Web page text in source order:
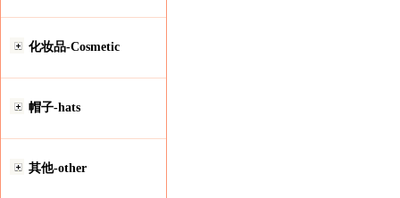
化妆品-Cosmetic
帽子-hats
其他-other